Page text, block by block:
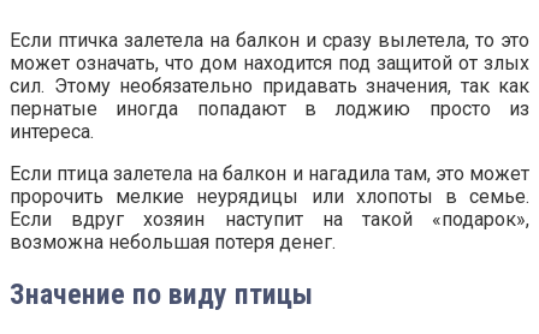
Если птичка залетела на балкон и сразу вылетела, то это
может означать, что дом находится под защитой от злых
сил. Этому необязательно придавать значения, так как
пернатые иногда попадают в лоджию просто из
интереса.
Если птица залетела на балкон и нагадила там, это может
пророчить мелкие неурядицы или хлопоты в семье.
Если вдруг хозяин наступит на такой «подарок»,
возможна небольшая потеря денег.
Значение по виду птицы